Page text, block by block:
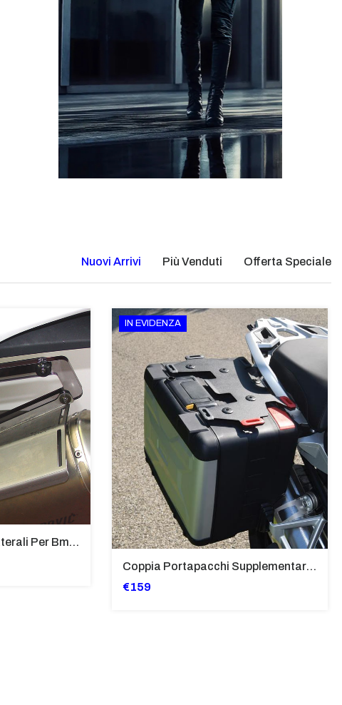
Nuovi Arrivi Più Venduti Offerta Speciale
Supporti Per Borse Laterali Per Bmw Hp2 Megamoto 2007 - 2008 TRASPARENTE - Sb02-T
IN EVIDENZA
Coppia Portapacchi Supplementare In Ferro Per Borse Modello “Vario” Bmw - PP29-R1250GS
€159